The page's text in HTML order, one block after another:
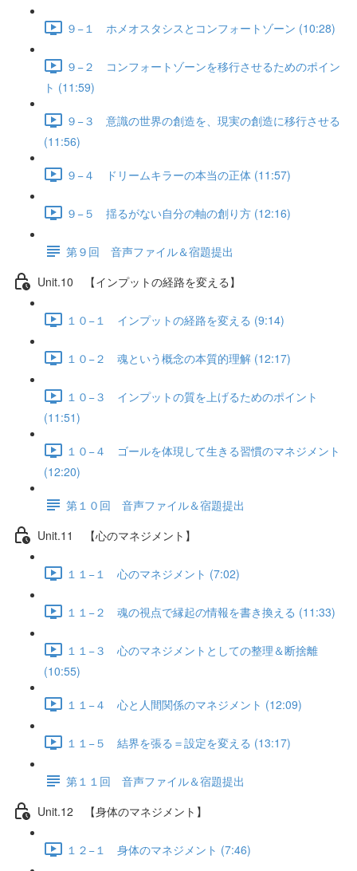
９−１ ホメオスタシスとコンフォートゾーン (10:28)
９−２ コンフォートゾーンを移行させるためのポイン
ト (11:59)
９−３ 意識の世界の創造を、現実の創造に移行させる
(11:56)
９−４ ドリームキラーの本当の正体 (11:57)
９−５ 揺るがない自分の軸の創り方 (12:16)
第９回 音声ファイル＆宿題提出
Unit.10 【インプットの経路を変える】
１０−１ インプットの経路を変える (9:14)
１０−２ 魂という概念の本質的理解 (12:17)
１０−３ インプットの質を上げるためのポイント
(11:51)
１０−４ ゴールを体現して生きる習慣のマネジメント
(12:20)
第１０回 音声ファイル＆宿題提出
Unit.11 【心のマネジメント】
１１−１ 心のマネジメント (7:02)
１１−２ 魂の視点で縁起の情報を書き換える (11:33)
１１−３ 心のマネジメントとしての整理＆断捨離
(10:55)
１１−４ 心と人間関係のマネジメント (12:09)
１１−５ 結界を張る＝設定を変える (13:17)
第１１回 音声ファイル＆宿題提出
Unit.12 【身体のマネジメント】
１２−１ 身体のマネジメント (7:46)